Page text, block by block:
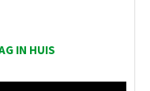
IN HUIS